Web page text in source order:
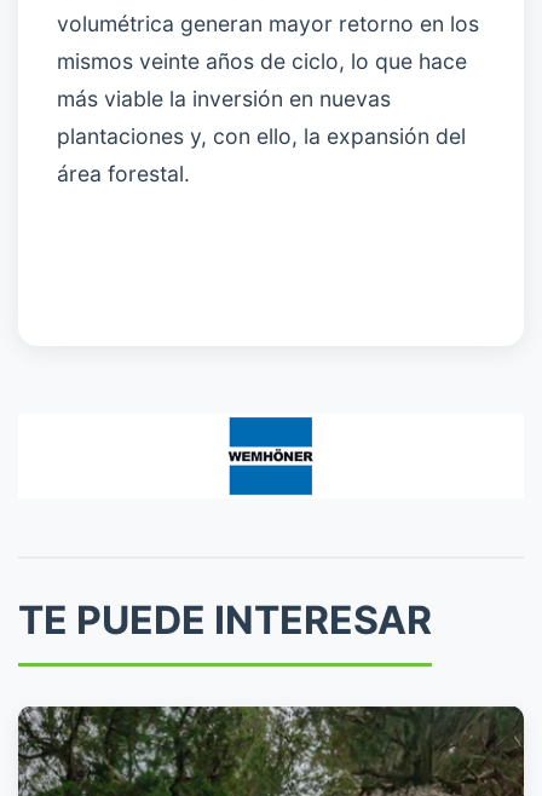
volumétrica generan mayor retorno en los
mismos veinte años de ciclo, lo que hace
más viable la inversión en nuevas
plantaciones y, con ello, la expansión del
área forestal.
TE PUEDE INTERESAR